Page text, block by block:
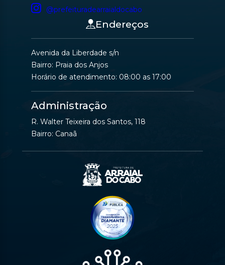
@prefeituradearraialdocabo
Endereços
Avenida da Liberdade s/n
Bairro: Praia dos Anjos
Horário de atendimento: 08:00 as 17:00
Administração
R. Walter Teixeira dos Santos, 118
Bairro: Canaã